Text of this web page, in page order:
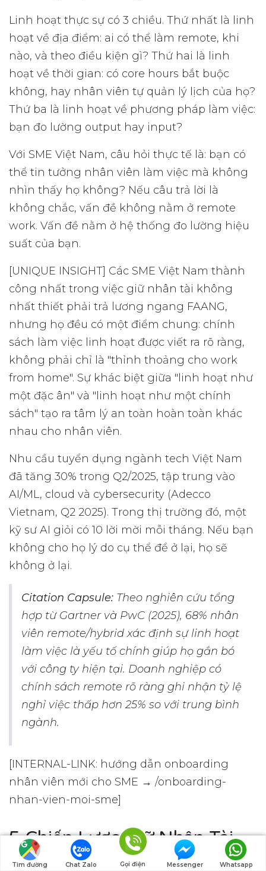
Linh hoạt thực sự có 3 chiều. Thứ nhất là linh
hoạt về địa điểm: ai có thể làm remote, khi
nào, và theo điều kiện gì? Thứ hai là linh
hoạt về thời gian: có core hours bắt buộc
không, hay nhân viên tự quản lý lịch của họ?
Thứ ba là linh hoạt về phương pháp làm việc:
bạn đo lường output hay input?
Với SME Việt Nam, câu hỏi thực tế là: bạn có
thể tin tưởng nhân viên làm việc mà không
nhìn thấy họ không? Nếu câu trả lời là
không chắc, vấn đề không nằm ở remote
work. Vấn đề nằm ở hệ thống đo lường hiệu
suất của bạn.
[UNIQUE INSIGHT] Các SME Việt Nam thành
công nhất trong việc giữ nhân tài không
nhất thiết phải trả lương ngang FAANG,
nhưng họ đều có một điểm chung: chính
sách làm việc linh hoạt được viết ra rõ ràng,
không phải chỉ là "thỉnh thoảng cho work
from home". Sự khác biệt giữa "linh hoạt như
một đặc ân" và "linh hoạt như một chính
sách" tạo ra tâm lý an toàn hoàn toàn khác
nhau cho nhân viên.
Nhu cầu tuyển dụng ngành tech Việt Nam
đã tăng 30% trong Q2/2025, tập trung vào
AI/ML, cloud và cybersecurity (Adecco
Vietnam, Q2 2025). Trong thị trường đó, một
kỹ sư AI giỏi có 10 lời mời mỗi tháng. Nếu bạn
không cho họ lý do cụ thể để ở lại, họ sẽ
không ở lại.
Citation Capsule: Theo nghiên cứu tổng
hợp từ Gartner và PwC (2025), 68% nhân
viên remote/hybrid xác định sự linh hoạt
làm việc là yếu tố chính giúp họ gắn bó
với công ty hiện tại. Doanh nghiệp có
chính sách remote rõ ràng ghi nhận tỷ lệ
nghỉ việc thấp hơn 25% so với trung bình
ngành.
[INTERNAL-LINK: hướng dẫn onboarding
nhân viên mới cho SME → /onboarding-
nhan-vien-moi-sme]
5 Chiến Lược Giữ Nhân Tài
SME Hiệu Quả (Không Cần
Tìm đường Chat Zalo Gọi điện Messenger Whatsapp